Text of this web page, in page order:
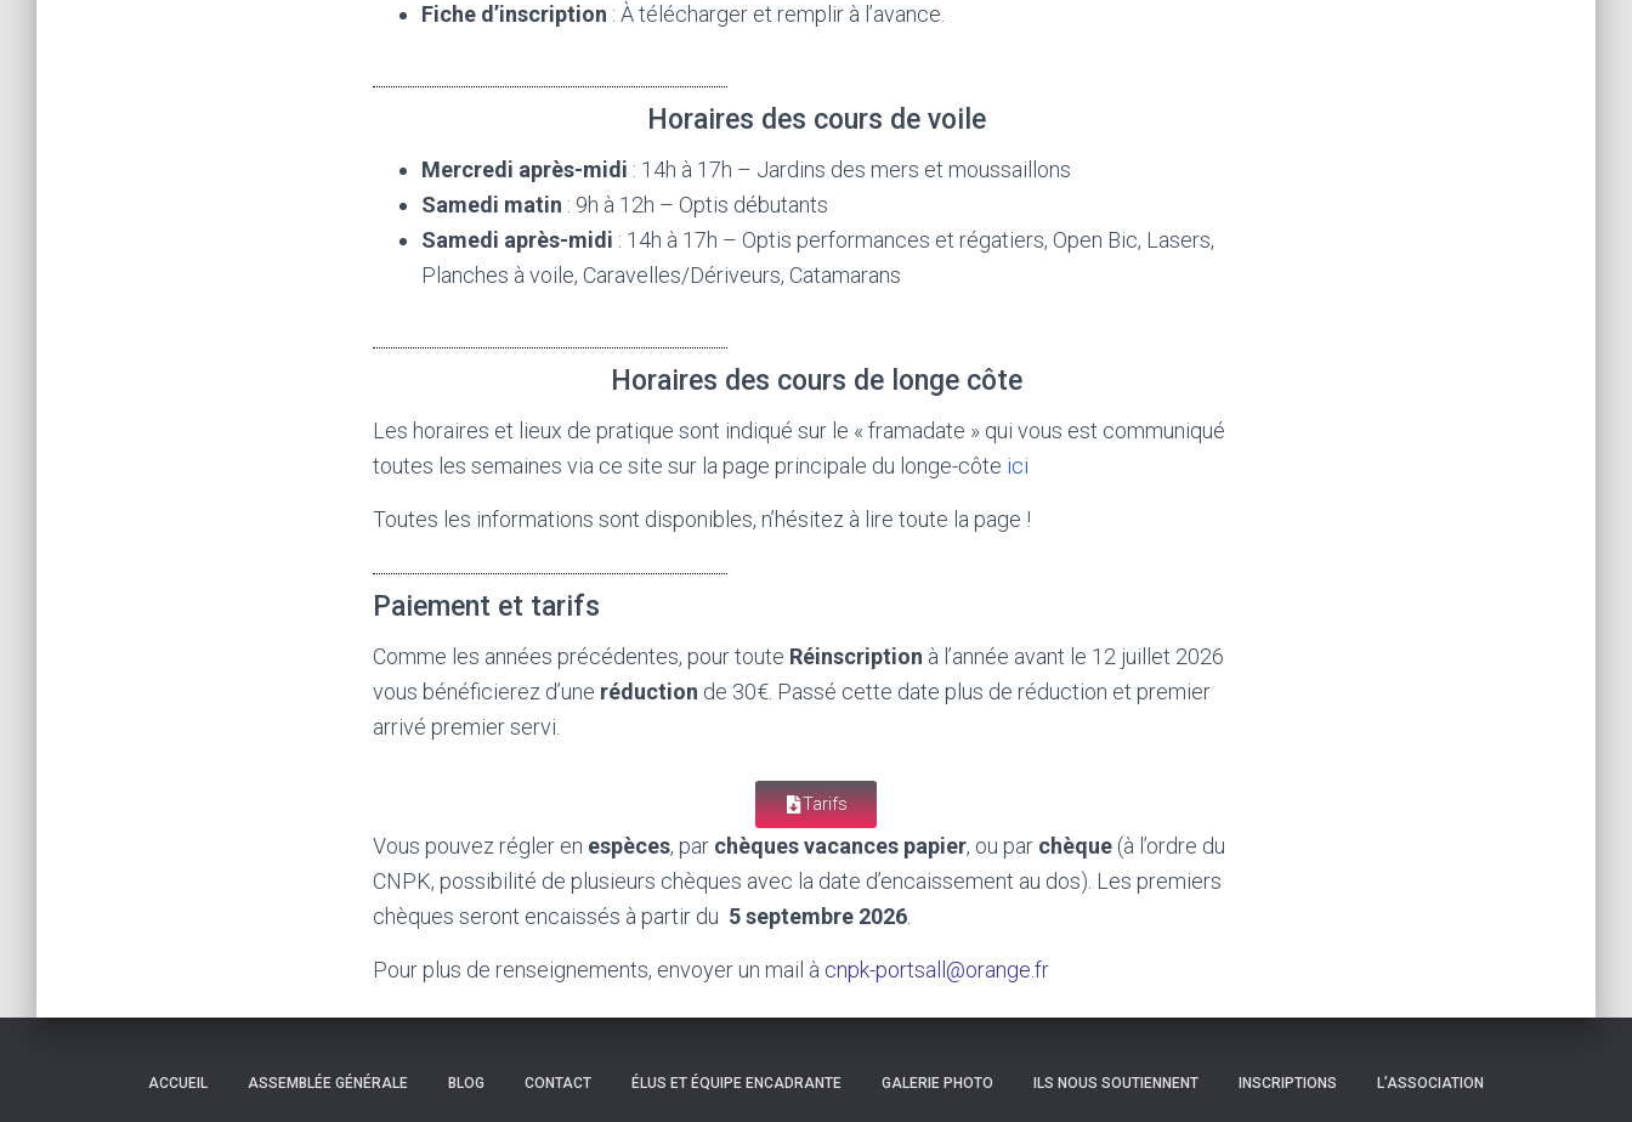
Fiche d’inscription : À télécharger et remplir à l’avance.
Horaires des cours de voile
Mercredi après-midi : 14h à 17h – Jardins des mers et moussaillons
Samedi matin : 9h à 12h – Optis débutants
Samedi après-midi : 14h à 17h – Optis performances et régatiers, Open Bic, Lasers,
Planches à voile, Caravelles/Dériveurs, Catamarans
Horaires des cours de longe côte
Les horaires et lieux de pratique sont indiqué sur le « framadate » qui vous est communiqué
toutes les semaines via ce site sur la page principale du longe-côte ici
Toutes les informations sont disponibles, n’hésitez à lire toute la page !
Paiement et tarifs
Comme les années précédentes, pour toute Réinscription à l’année avant le 12 juillet 2026
vous bénéficierez d’une réduction de 30€. Passé cette date plus de réduction et premier
arrivé premier servi.
Tarifs
Vous pouvez régler en espèces, par chèques vacances papier, ou par chèque (à l’ordre du
CNPK, possibilité de plusieurs chèques avec la date d’encaissement au dos). Les premiers
chèques seront encaissés à partir du 5septembre 2026
Pour plus de renseignements, envoyer un mail à cnpk-portsall@orange.fr
ACCUEIL ASSEMBLÉE GÉNÉRALE BLOG CONTACT ÉLUS ET ÉQUIPE ENCADRANTE GALERIE PHOTO ILS NOUS SOUTIENNENT INSCRIPTIONS L’ASSOCIATION